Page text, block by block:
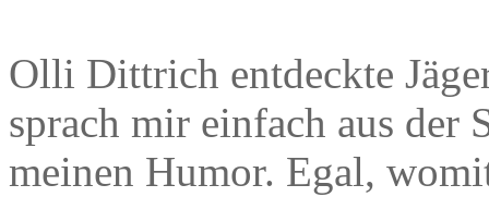
Olli Dittrich entdeckte
sprach mir einfach aus der
meinen Humor. Egal,